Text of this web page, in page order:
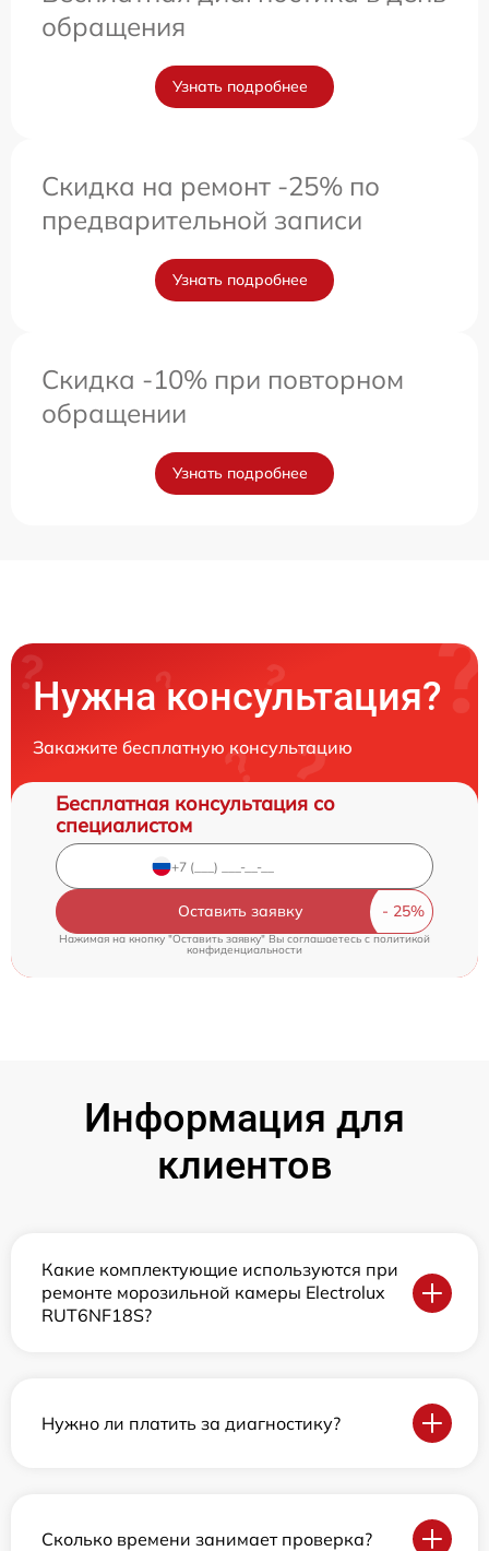
обращения
Узнать подробнее
Скидка на ремонт -25% по
предварительной записи
Узнать подробнее
Скидка -10% при повторном
обращении
Узнать подробнее
Нужна консультация?
Закажите бесплатную консультацию
Бесплатная консультация со
специалистом
Оставить заявку
Нажимая на кнопку "Оставить заявку" Вы соглашаетесь cполитикой
конфиденциальности
Информация для
клиентов
Какие комплектующие используются при
ремонте морозильной камеры Electrolux
RUT6NF18S?
Нужно ли платить за диагностику?
Сколько времени занимает проверка?